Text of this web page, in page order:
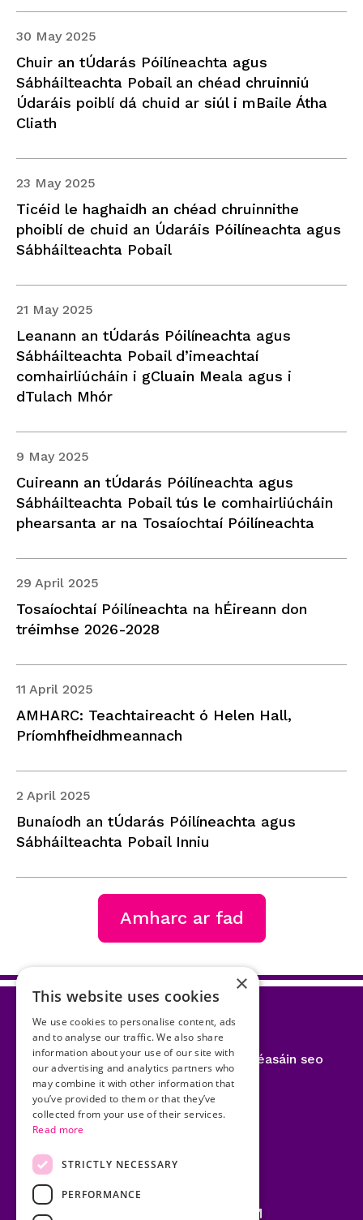
30 May 2025
Chuir an tÚdarás Póilíneachta agus
Sábháilteachta Pobail an chéad chruinniú
Údaráis poiblí dá chuid ar siúl i mBaile Átha
Cliath
23 May 2025
Ticéid le haghaidh an chéad chruinnithe
phoiblí de chuid an Údaráis Póilíneachta agus
Sábháilteachta Pobail
21 May 2025
Leanann an tÚdarás Póilíneachta agus
Sábháilteachta Pobail d’imeachtaí
comhairliúcháin i gCluain Meala agus i
dTulach Mhór
9 May 2025
Cuireann an tÚdarás Póilíneachta agus
Sábháilteachta Pobail tús le comhairliúcháin
phearsanta ar na Tosaíochtaí Póilíneachta
29 April 2025
Tosaíochtaí Póilíneachta na hÉireann don
tréimhse 2026-2028
11 April 2025
AMHARC: Teachtaireacht ó Helen Hall,
Príomhfheidhmeannach
2 April 2025
Bunaíodh an tÚdarás Póilíneachta agus
Sábháilteachta Pobail Inniu
Amharc ar fad
Faisnéis a rochtain ar an suíomh gréasáin seo
Fianáin
Ráiteas Príobháideachta
×
This website uses cookies
We use cookies to personalise content, ads
and to analyse our traffic. We also share
information about your use of our site with
our advertising and analytics partners who
may combine it with other information that
you’ve provided to them or that they’ve
collected from your use of their services.
Read more
STRICTLY NECESSARY
PERFORMANCE